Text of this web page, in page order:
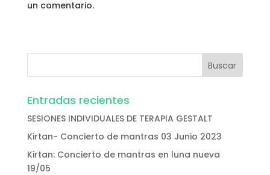
un comentario.
Entradas recientes
SESIONES INDIVIDUALES DE TERAPIA GESTALT
Kirtan- Concierto de mantras 03 Junio 2023
Kirtan: Concierto de mantras en luna nueva
19/05